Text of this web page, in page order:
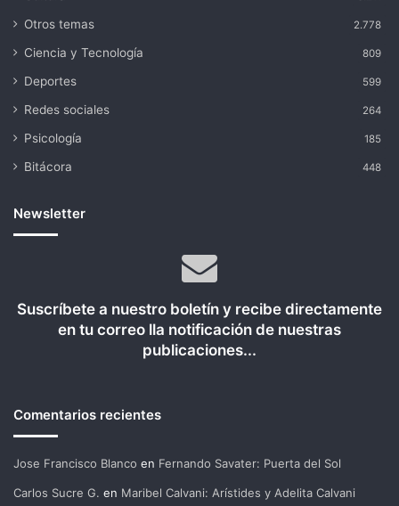
Otros temas 2.778
Ciencia y Tecnología 809
Deportes 599
Redes sociales 264
Psicología 185
Bitácora 448
Newsletter
Suscríbete a nuestro boletín y recibe directamente
en tu correo lla notificación de nuestras
publicaciones...
Comentarios recientes
Jose Francisco Blanco en Fernando Savater: Puerta del Sol
Carlos Sucre G. en Maribel Calvani: Arístides y Adelita Calvani